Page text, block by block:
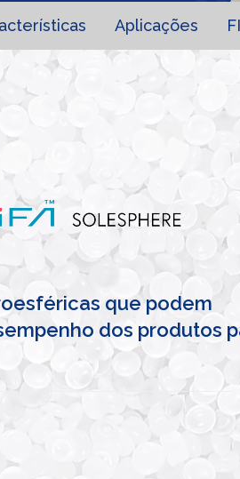
Aplicações
que podem
dos produtos